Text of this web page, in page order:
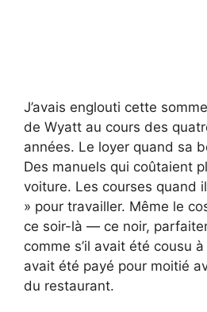
J’avais englouti cette
de Wyatt au cours des
années. Le loyer quand sa
Des manuels qui coûtaient
voiture. Les courses quand
» pour travailler. Même le
ce soir-là — ce noir,
comme s’il avait été cousu
avait été payé pour moitié
du restaurant.